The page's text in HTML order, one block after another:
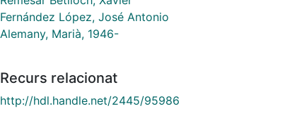
Fernández López, José Antonio
Alemany, Marià, 1946-
Recurs relacionat
http://hdl.handle.net/2445/95986